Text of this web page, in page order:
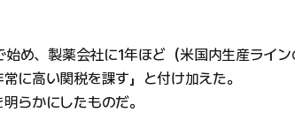
め、製薬会社に1年ほど（米国内生産ライン
に高い関税を課す」と付け加えた。
らかにしたものだ。